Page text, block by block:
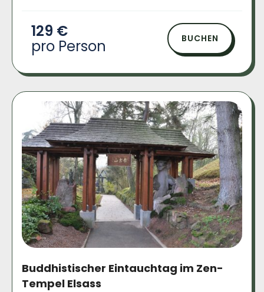
129 €
pro Person BUCHEN
Buddhistischer Eintauchtag im Zen-
Tempel Elsass